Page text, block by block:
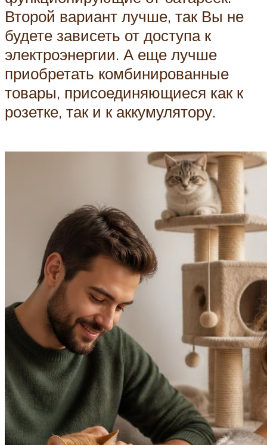
Второй вариант лучше, так Вы не
будете зависеть от доступа к
электроэнергии. А еще лучше
приобретать комбинированные
товары, присоединяющиеся как к
розетке, так и к аккумулятору.